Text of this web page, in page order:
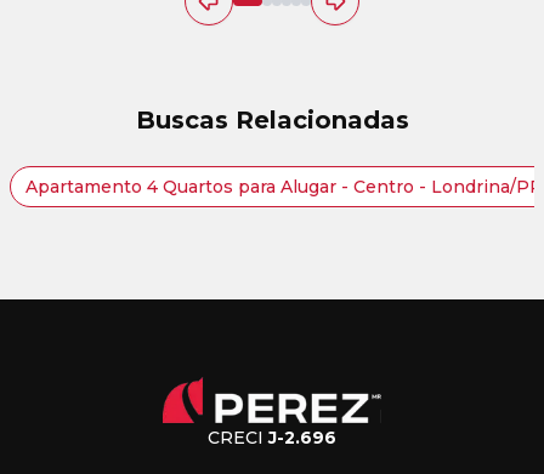
Buscas Relacionadas
Apartamento 4 Quartos para Alugar - Centro - Londrina/PR
CRECIJ-2.696